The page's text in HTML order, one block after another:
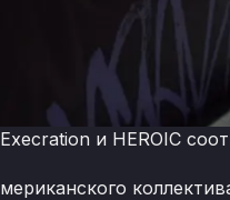
и HEROIC